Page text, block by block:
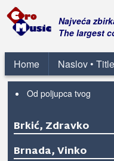
Najveća
The largest
Home Naslov • Title
Brkić, Ivana
Brkić, Mario
Od poljupca tvog
Brkić, Zdravko
Brnada, Vinko